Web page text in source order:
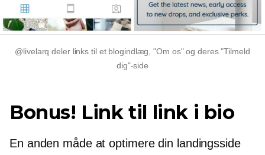
@livelarq deler links til et blogindlæg, "Om os" og deres "Tilmeld
dig"-side
Bonus! Link til link i bio
En anden måde at optimere din landingsside